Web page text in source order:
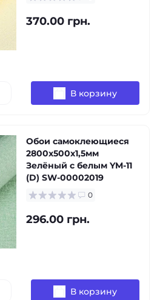
370.00 грн.
В корзину
Обои самоклеющиеся
2800х500х1,5мм
Зелёный с белым YM-11
(D) SW-00002019
0
296.00 грн.
В корзину